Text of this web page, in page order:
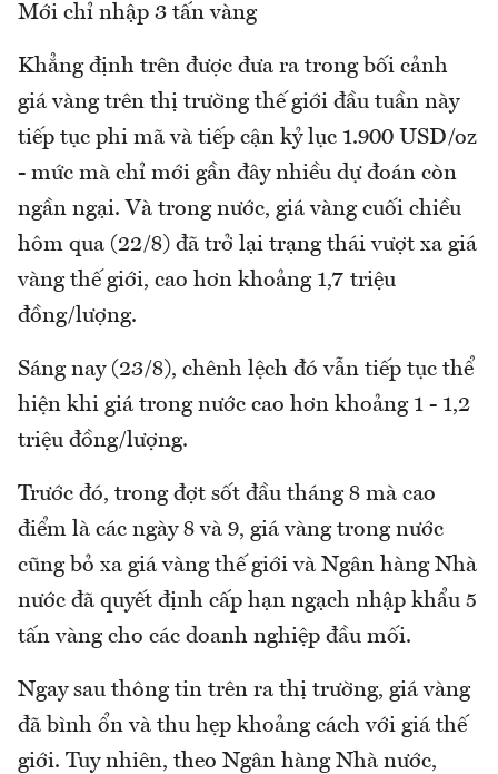
Mới chỉ nhập 3 tấn vàng
Khẳng định trên được đưa ra trong bối cảnh
giá vàng trên thị trường thế giới đầu tuần này
tiếp tục phi mã và tiếp cận kỷ lục 1.900 USD/oz
- mức mà chỉ mới gần đây nhiều dự đoán còn
ngần ngại. Và trong nước, giá vàng cuối chiều
hôm qua (22/8) đã trở lại trạng thái vượt xa giá
vàng thế giới, cao hơn khoảng 1,7 triệu
đồng/lượng.
Sáng nay (23/8), chênh lệch đó vẫn tiếp tục thể
hiện khi giá trong nước cao hơn khoảng 1 - 1,2
triệu đồng/lượng.
Trước đó, trong đợt sốt đầu tháng 8 mà cao
điểm là các ngày 8 và 9, giá vàng trong nước
cũng bỏ xa giá vàng thế giới và Ngân hàng Nhà
nước đã quyết định cấp hạn ngạch nhập khẩu 5
tấn vàng cho các doanh nghiệp đầu mối.
Ngay sau thông tin trên ra thị trường, giá vàng
đã bình ổn và thu hẹp khoảng cách với giá thế
giới. Tuy nhiên, theo Ngân hàng Nhà nước,